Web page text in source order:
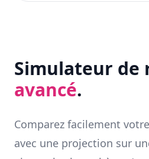
Simulateur de
avancé.
Comparez facilement
avec une projection sur